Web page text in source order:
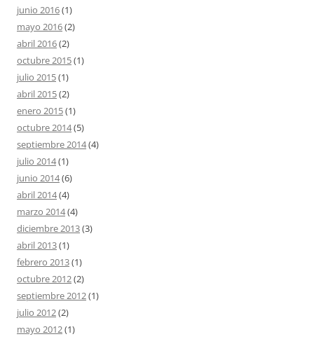
junio 2016(1)
mayo 2016(2)
abril 2016(2)
octubre 2015(1)
julio 2015(1)
abril 2015(2)
enero 2015(1)
octubre 2014(5)
septiembre 2014(4)
julio 2014(1)
junio 2014(6)
abril 2014(4)
marzo 2014(4)
diciembre 2013(3)
abril 2013(1)
febrero 2013(1)
octubre 2012(2)
septiembre 2012(1)
julio 2012(2)
mayo 2012(1)